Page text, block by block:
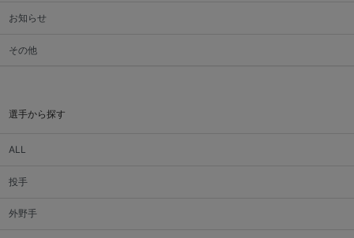
お知らせ
その他
選手から探す
ALL
投手
外野手